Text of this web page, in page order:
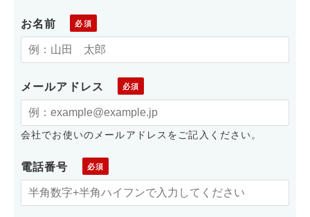
お名前
メールアドレス
会社でお使いのメールアドレスをご記入ください。
電話番号